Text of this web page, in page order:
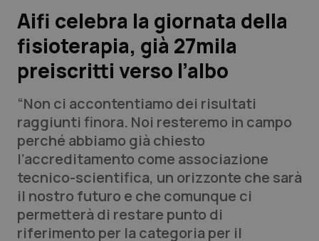
Lavoro e Professioni
Scienza e Farmaci
Studi e Analisi
Lettere al direttore
Edizioni Regionali
QS Pro
Professionisti Sanitari.AI
Aifi celebra la giornata della
fisioterapia, già 27mila
preiscritti verso l’albo
“Non ci accontentiamo dei risultati
raggiunti finora. Noi resteremo in campo
perché abbiamo già chiesto
l’accreditamento come associazione
tecnico-scientifica, un orizzonte che sarà
il nostro futuro e che comunque ci
permetterà di restare punto di
riferimento per la categoria per il